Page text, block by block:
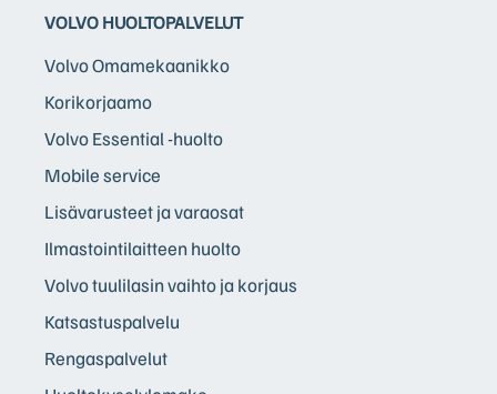
VOLVO HUOLTOPALVELUT
Volvo Omamekaanikko
Korikorjaamo
Volvo Essential -huolto
Mobile service
Lisävarusteet ja varaosat
Ilmastointilaitteen huolto
Volvo tuulilasin vaihto ja korjaus
Katsastuspalvelu
Rengaspalvelut